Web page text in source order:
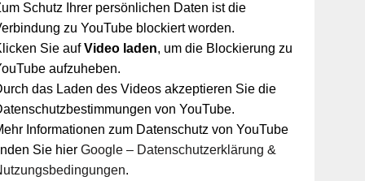
Schutz Ihrer persönlichen Daten ist die
zu YouTube blockiert worden.
Sie aufVideo laden, um die Blockierung zu
aufzuheben.
das Laden des Videos akzeptieren Sie die
von YouTube.
Informationen zum Datenschutz von YouTube
Sie hierGoogle – Datenschutzerklärung &
.